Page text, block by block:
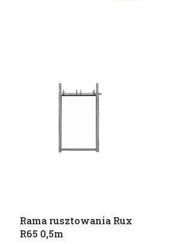
Rama rusztowania Rux
R65 0,5m